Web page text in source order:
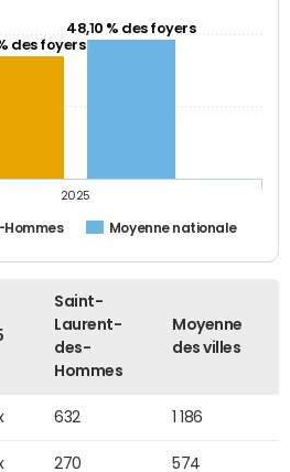
des foyers
48,10 % des foyers
Moyenne nationale
2025
Saint-
Laurent-
des-
Hommes
Moyenne
des villes
632 1 186
270 574